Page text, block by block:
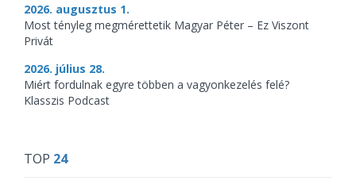
2026. augusztus 1.
Most tényleg megmérettetik Magyar Péter – Ez Viszont
Privát
2026. július 28.
Miért fordulnak egyre többen a vagyonkezelés felé?
Klasszis Podcast
TOP 24